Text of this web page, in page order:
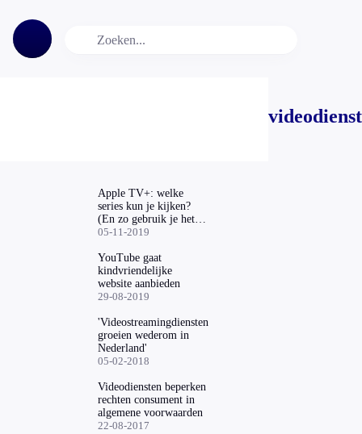
videodienst
Apple TV+: welke
series kun je kijken?
(En zo gebruik je het
tijdelijk gratis)
05-11-2019
YouTube gaat
kindvriendelijke
website aanbieden
29-08-2019
'Videostreamingdiensten
groeien wederom in
Nederland'
05-02-2018
Videodiensten beperken
rechten consument in
algemene voorwaarden
22-08-2017